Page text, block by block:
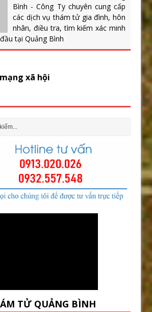
Bình - Công Ty chuyên cung cấp
các dịch vụ thám tử gia đình, hôn
nhân, điều tra, tìm kiếm xác minh
tại Quảng Bình
xã hội
TỬ QUẢNG BÌNH